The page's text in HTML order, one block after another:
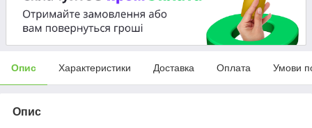
Опис Характеристики Доставка Оплата Умови
Опис